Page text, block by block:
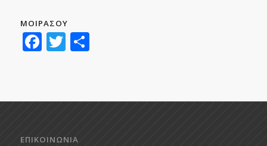
ΜΟΙΡΑΣΟΥ
Facebook
Twitter
Μοιραστείτε
ΕΠΙΚΟΙΝΩΝΙΑ